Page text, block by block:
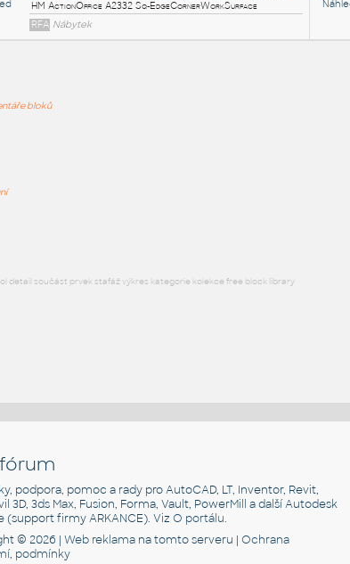
bloků
detail součást prvek stafáž výkres kategorie kolekce free block library
fórum
podpora, pomoc a rady pro AutoCAD, LT, Inventor, Revit,
3D, 3ds Max, Fusion, Forma, Vault, PowerMill a další Autodesk
(support firmy ARKANCE). VizO portálu.
© 2026 |Web reklama na tomto serveru |Ochrana
podmínky